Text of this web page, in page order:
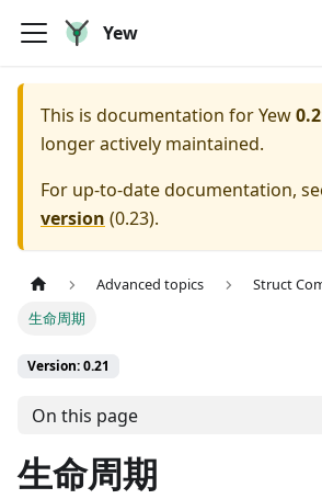
Yew
This is documentation forYew
longer actively maintained.
For up-to-date documentation,
version (0.23).
Advanced topics
Struct
生命周期
Version: 0.21
On this page
生命周期